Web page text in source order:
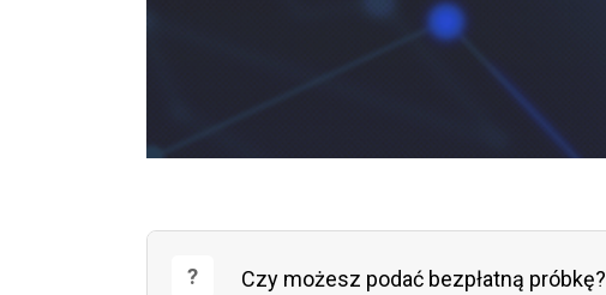
Czy możesz podać bezpłatną próbkę?